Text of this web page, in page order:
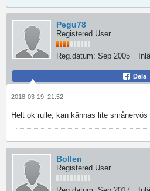
Pegu78
Registered User
Reg.datum: Sep 2005
Dela
2018-03-19, 21:52
Helt ok rulle, kan kännas lite
Bollen
Registered User